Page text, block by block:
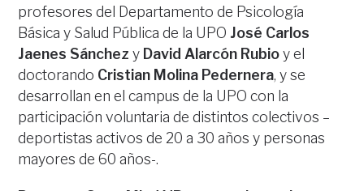
profesores del Departamento de Psicología
Básica y Salud Pública de la UPO José Carlos
Jaenes Sánchez y David Alarcón Rubioy el
doctorando Cristian Molina Pedernera, y se
desarrollan en el campus de la UPO con la
participación voluntaria de distintos colectivos –
deportistas activos de 20 a 30 años y personas
mayores de 60 años-.